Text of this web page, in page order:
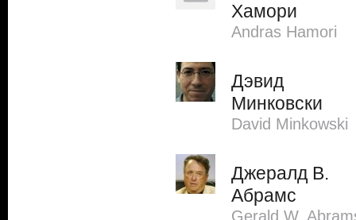
Хамори
Andras Hamori
Дэвид
Минковски
David Minkowski
Джералд В.
Абрамс
Gerald W.